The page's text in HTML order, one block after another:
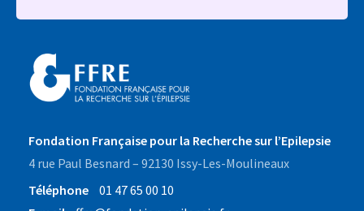
Fondation Française pour la Recherche sur l’Epilepsie
4 rue Paul Besnard – 92130 Issy-Les-Moulineaux
Téléphone
01 47 65 00 10